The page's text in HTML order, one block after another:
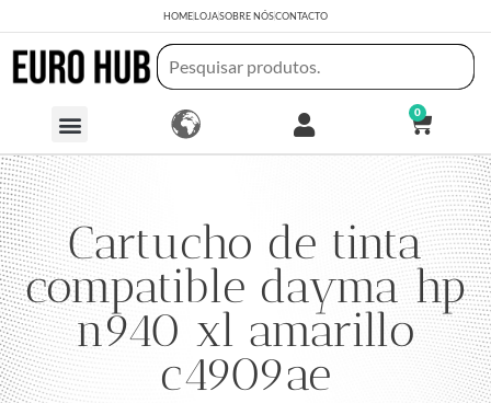
HOMELOJASOBRE NÓSCONTACTO
0
Cartucho de tinta
compatible dayma hp
n940 xl amarillo
c4909ae